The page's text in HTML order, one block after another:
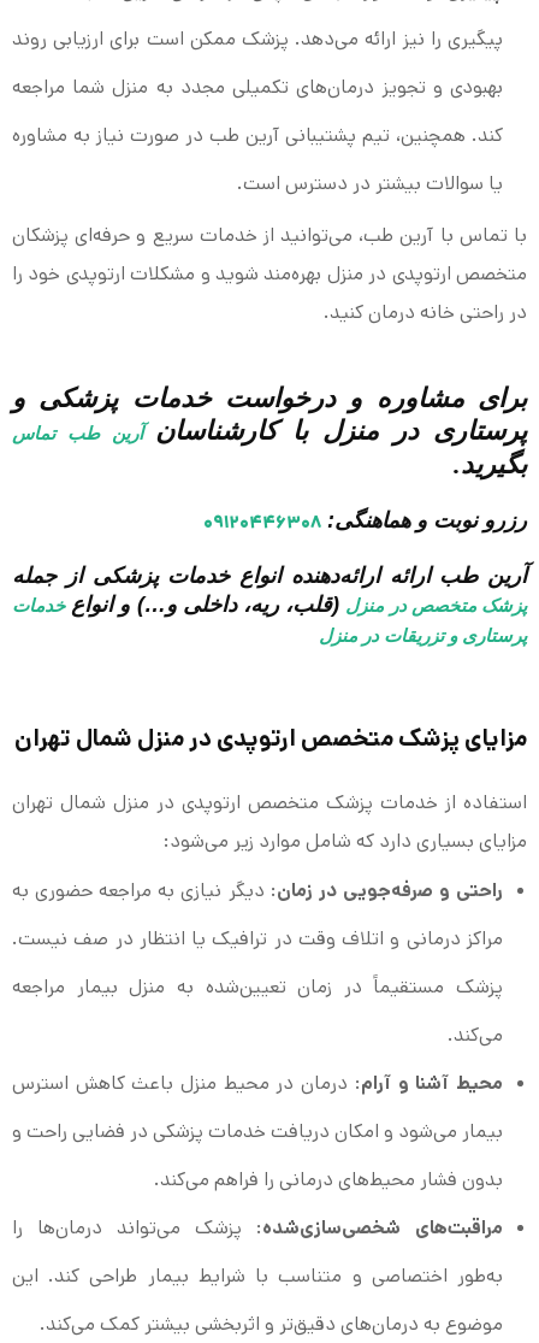
پیگیری را نیز ارائه می‌دهد. پزشک ممکن است برای ارزیابی روند
بهبودی و تجویز درمان‌های تکمیلی مجدد به منزل شما مراجعه
کند. همچنین، تیم پشتیبانی آرین طب در صورت نیاز به مشاوره
یا سوالات بیشتر در دسترس است.
با تماس با آرین طب، می‌توانید از خدمات سریع و حرفه‌ای پزشکان
متخصص ارتوپدی در منزل بهره‌مند شوید و مشکلات ارتوپدی خود را
در راحتی خانه درمان کنید.
برای مشاوره و درخواست خدمات پزشکی و
پرستاری در منزل با کارشناسانآرین طب تماس
بگیرید.
رزرو نوبت و هماهنگی: ۰۹۱۲۰۴۴۶۳۰۸
آرین طب ارائه ارائه‌دهنده انواع خدمات پزشکی از جمله
پزشک متخصص در منزل(قلب، ریه، داخلی و…) و انواع خدمات
پرستاری و تزریقات در منزل
مزایای پزشک متخصص ارتوپدی در منزل شمال تهران
استفاده از خدمات پزشک متخصص ارتوپدی در منزل شمال تهران
مزایای بسیاری دارد که شامل موارد زیر می‌شود:
راحتی و صرفه‌جویی در زمان: دیگر نیازی به مراجعه حضوری به
مراکز درمانی و اتلاف وقت در ترافیک یا انتظار در صف نیست.
پزشک مستقیماً در زمان تعیین‌شده به منزل بیمار مراجعه
می‌کند.
محیط آشنا و آرام: درمان در محیط منزل باعث کاهش استرس
بیمار می‌شود و امکان دریافت خدمات پزشکی در فضایی راحت و
بدون فشار محیط‌های درمانی را فراهم می‌کند.
مراقبت‌های شخصی‌سازی‌شده: پزشک می‌تواند درمان‌ها را
به‌طور اختصاصی و متناسب با شرایط بیمار طراحی کند. این
موضوع به درمان‌های دقیق‌تر و اثربخشی بیشتر کمک می‌کند.